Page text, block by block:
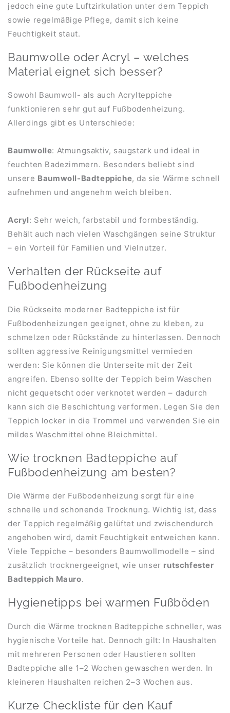
jedoch eine gute Luftzirkulation unter dem Teppich
sowie regelmäßige Pflege, damit sich keine
Feuchtigkeit staut.
Baumwolle oder Acryl – welches
Material eignet sich besser?
Sowohl Baumwoll- als auch Acrylteppiche
funktionieren sehr gut auf Fußbodenheizung.
Allerdings gibt es Unterschiede:
Baumwolle: Atmungsaktiv, saugstark und ideal in
feuchten Badezimmern. Besonders beliebt sind
unsere Baumwoll-Badteppiche, da sie Wärme schnell
aufnehmen und angenehm weich bleiben.
Acryl: Sehr weich, farbstabil und formbeständig.
Behält auch nach vielen Waschgängen seine Struktur
– ein Vorteil für Familien und Vielnutzer.
Verhalten der Rückseite auf
Fußbodenheizung
Die Rückseite moderner Badteppiche ist für
Fußbodenheizungen geeignet, ohne zu kleben, zu
schmelzen oder Rückstände zu hinterlassen. Dennoch
sollten aggressive Reinigungsmittel vermieden
werden: Sie können die Unterseite mit der Zeit
angreifen. Ebenso sollte der Teppich beim Waschen
nicht gequetscht oder verknotet werden – dadurch
kann sich die Beschichtung verformen. Legen Sie den
Teppich locker in die Trommel und verwenden Sie ein
mildes Waschmittel ohne Bleichmittel.
Wie trocknen Badteppiche auf
Fußbodenheizung am besten?
Die Wärme der Fußbodenheizung sorgt für eine
schnelle und schonende Trocknung. Wichtig ist, dass
der Teppich regelmäßig gelüftet und zwischendurch
angehoben wird, damit Feuchtigkeit entweichen kann.
Viele Teppiche – besonders Baumwollmodelle – sind
zusätzlich trocknergeeignet, wie unser rutschfester
Badteppich Mauro.
Hygienetipps bei warmen Fußböden
Durch die Wärme trocknen Badteppiche schneller, was
hygienische Vorteile hat. Dennoch gilt: In Haushalten
mit mehreren Personen oder Haustieren sollten
Badteppiche alle 1–2 Wochen gewaschen werden. In
kleineren Haushalten reichen 2–3 Wochen aus.
Kurze Checkliste für den Kauf